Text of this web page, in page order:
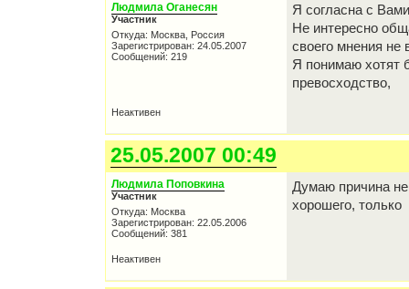
Людмила Оганесян
Участник
Откуда: Москва, Россия
Зарегистрирован: 24.05.2007
Сообщений: 219
Я согласна с
Не интересно
своего мнения не
Я понимаю хотят
превосходство,
Неактивен
25.05.2007 00:49
Людмила Поповкина
Участник
Откуда: Москва
Зарегистрирован: 22.05.2006
Сообщений: 381
Думаю причина
хорошего, только
Неактивен